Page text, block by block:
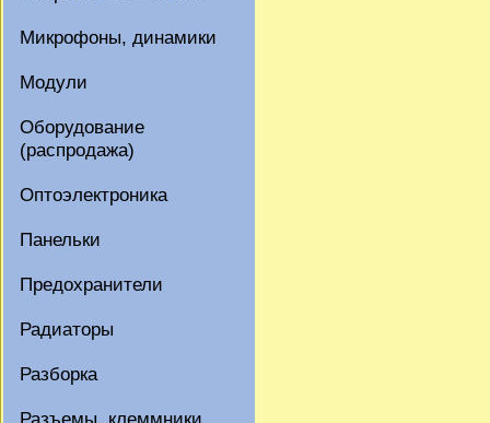
Микрофоны, динамики
Модули
Оборудование
(распродажа)
Оптоэлектроника
Панельки
Предохранители
Радиаторы
Разборка
Разъемы, клеммники